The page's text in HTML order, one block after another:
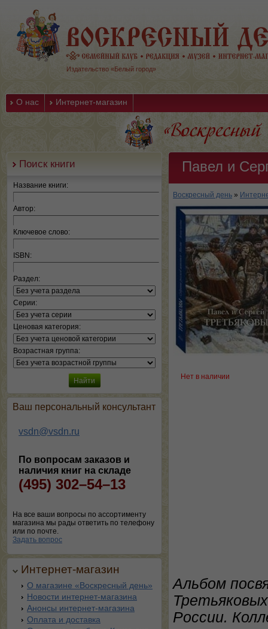
Издательство «Белый город»
О нас Интернет-магазин
Поиск книги
Название книги:
Автор:
Ключевое слово:
ISBN:
Раздел:
Серии:
Ценовая категория:
Возрастная группа:
Ваш персональный консультант
vsdn@vsdn.ru
По вопросам заказов и
наличия книг на складе
(495) 302–54–13
На все ваши вопросы по ассортименту
магазина мы рады ответить по телефону
или по почте.
Задать вопрос
Интернет-магазин
О магазине «Воскресный день»
Новости интернет-магазина
Анонсы интернет-магазина
Оплата и доставка
Павел и
Воскресный день »
Нет в наличии
Альбом
России.